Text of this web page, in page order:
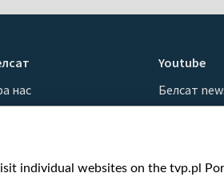
нас
глядзець
Youtube
Белсат
Белсат
Belsat
individual websites on the tvp.pl